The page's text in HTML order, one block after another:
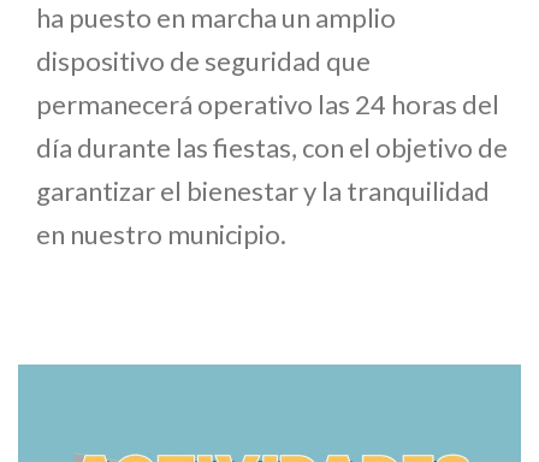
ha puesto en marcha un amplio
dispositivo de seguridad que
permanecerá operativo las 24 horas del
día durante las fiestas, con el objetivo de
garantizar el bienestar y la tranquilidad
en nuestro municipio.